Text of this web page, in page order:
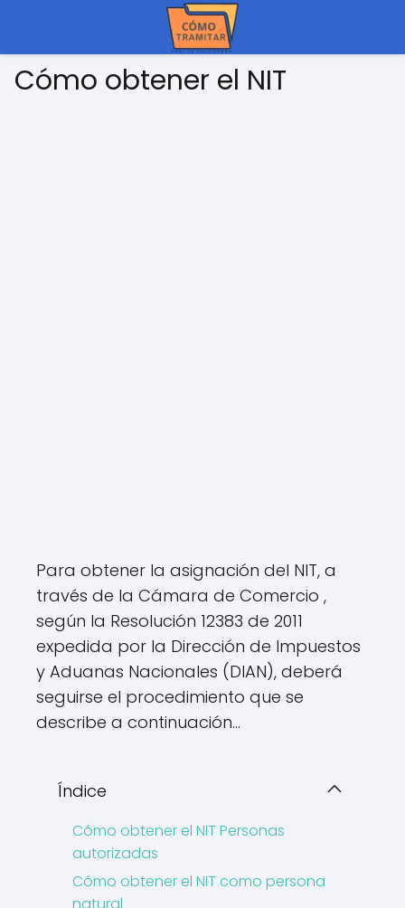
Cómo obtener el NIT
Para obtener la asignación del NIT, a
través de la Cámara de Comercio ,
según la Resolución 12383 de 2011
expedida por la Dirección de Impuestos
y Aduanas Nacionales (DIAN), deberá
seguirse el procedimiento que se
describe a continuación…
Índice
Cómo obtener el NIT Personas
autorizadas
Cómo obtener el NIT como persona